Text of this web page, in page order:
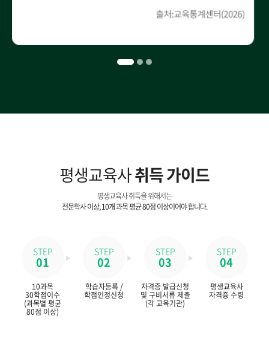
평생교육사취득 가이드
평생교육사 취득을 위해서는
전문학사 이상, 10개 과목 평균 80점 이상이어야 합니다.
STEP
01
10과목
30학점이수
(과목별 평균
80점 이상)
STEP
02
학습자등록 /
학점인정신청
STEP
03
자격증 발급신청
및 구비서류 제출
(각 교육기관)
STEP
04
평생교육사
자격증 수령